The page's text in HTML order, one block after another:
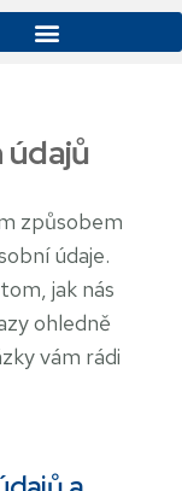
způsobem
údaje.
jak nás
ohledně
vám rádi